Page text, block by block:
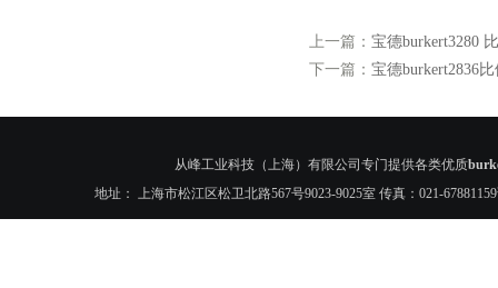
上一篇： 宝德burkert3280
下一篇： 宝德burkert2836
从峰工业科技（上海）有限公司专门提供各类优质
地址： 上海市松江区松卫北路567号9023-9025室 传真：021-